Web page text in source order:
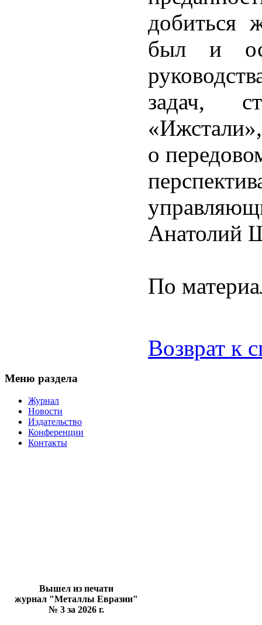
добиться
был и
задач,
о
Анатолий
По
Возврат к
Меню раздела
Журнал
Новости
Издательство
Конференции
Контакты
Вышел из печати
журнал "Металлы Евразии"
№ 3 за 2026 г.